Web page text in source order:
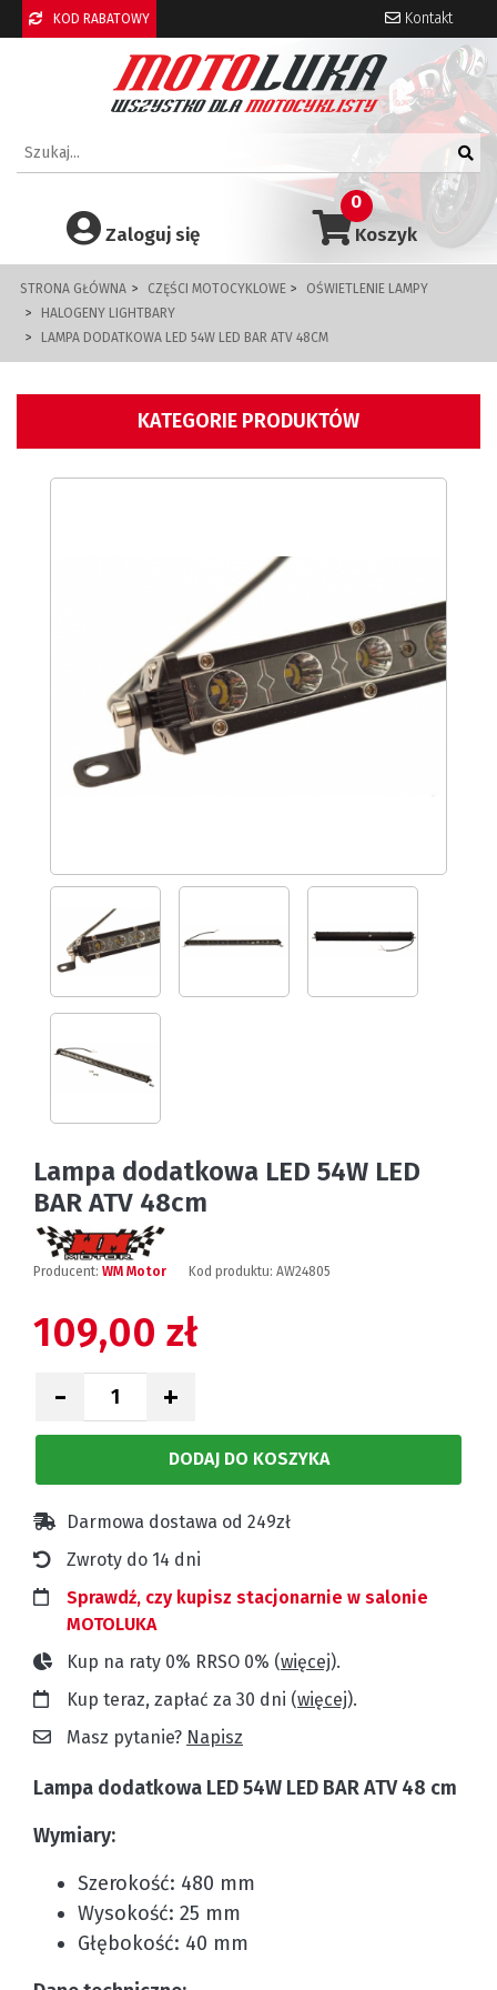
KOD RABATOWY Kontakt
Koszyk
0
Zaloguj się
STRONA GŁÓWNA CZĘŚCI MOTOCYKLOWE
OŚWIETLENIE LAMPY
HALOGENY LIGHTBARY
LAMPA DODATKOWA LED 54W LED BAR ATV 48CM
KATEGORIE PRODUKTÓW
Lampa dodatkowa LED 54W LED
BAR ATV 48cm
Producent: WM Motor Kod produktu: AW24805
109,00 zł
- +
DODAJ DO KOSZYKA
Darmowa dostawa od 249zł
Zwroty do 14 dni
Sprawdź, czy kupisz stacjonarnie w salonie
MOTOLUKA
Kup na raty 0% RRSO 0% (więcej).
Kup teraz, zapłać za 30 dni (więcej).
Masz pytanie? Napisz
Lampa dodatkowa LED 54W LED BAR ATV 48 cm
Wymiary:
Szerokość: 480 mm
Wysokość: 25 mm
Głębokość: 40 mm